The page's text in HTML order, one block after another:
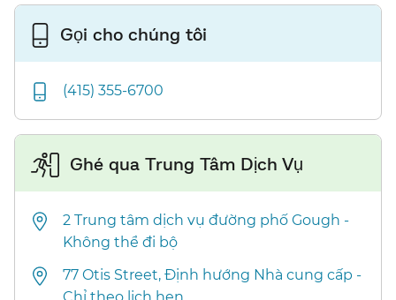
Gọi cho chúng tôi​​
(415) 355-6700​​
Ghé qua Trung Tâm Dịch Vụ​​
2 Trung tâm dịch vụ đường phố Gough -
Không thể đi bộ​​
77 Otis Street, Định hướng Nhà cung cấp -